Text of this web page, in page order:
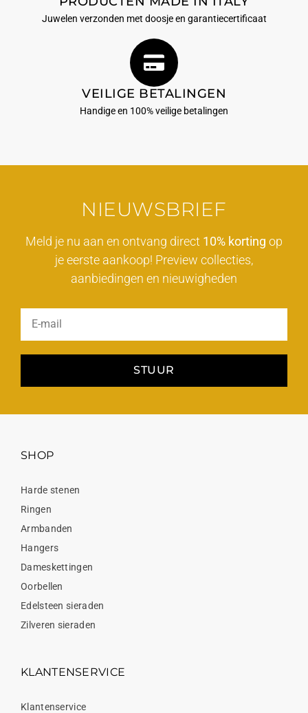
Juwelen verzonden met doosje en garantiecertificaat
VEILIGE BETALINGEN
Handige en 100% veilige betalingen
NIEUWSBRIEF
Meld je nu aan en ontvang direct 10% korting op
je eerste aankoop! Preview collecties,
aanbiedingen en nieuwigheden
STUUR
SHOP
Harde stenen
Ringen
Armbanden
Hangers
Dameskettingen
Oorbellen
Edelsteen sieraden
Zilveren sieraden
KLANTENSERVICE
Klantenservice